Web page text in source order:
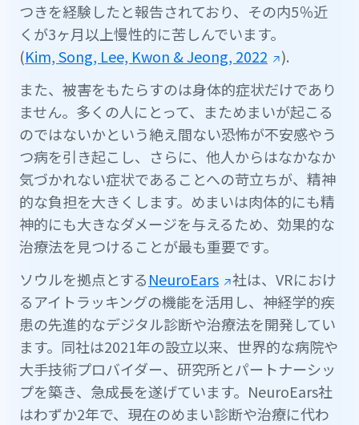
つきを経験したと報告されており、その内5％近
くが3ヶ月以上慢性的に苦しんでいます。
(Kim, Song, Lee, Kwon & Jeong, 2022
).
また、被害をもたらすのは身体的症状だけであり
ません。多くの人にとって、まためまいが起こる
のではないかという絶え間ない恐怖が不安感やう
つ病を引き起こし、さらに、他人からはなかなか
気づかれない症状であることへの苛立ちが、精神
的な負担を大きくします。めまいは肉体的にも精
神的にも大きなダメージを与えるため、効果的な
治療法を見つけることが最も重要です。
ソウルを拠点とするNeuroEars
社は、VRにおけ
るアイトラッキングの機能を活用し、神経学的疾
患の先進的なデジタル診断や治療法を開発してい
ます。同社は2021年の設立以来、世界的な病院や
大手技術プロバイダー、研究所とパートナーシッ
プを築き、急成長を遂げています。NeuroEars社
はわずか2年で、現在のめまい診断や治療に代わ